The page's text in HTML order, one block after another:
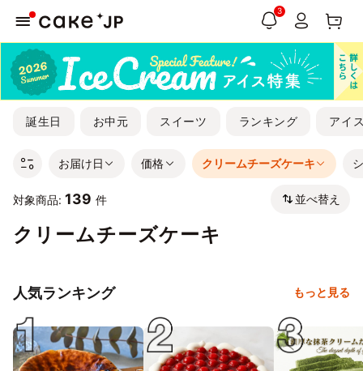
3
誕生日 お中元 スイーツ ランキング アイ
お届け日 価格 クリームチーズケーキ
対象商品: 139 件 並べ替え
クリームチーズケーキ
人気ランキング もっと見る